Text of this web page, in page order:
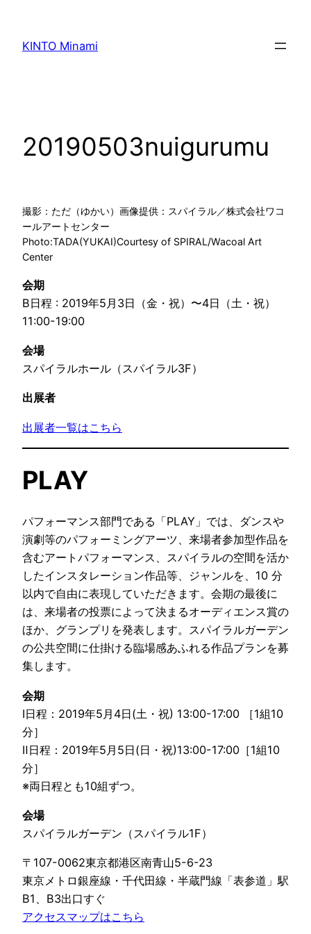
KINTO Minami
20190503nuigurumu
撮影：ただ（ゆかい）画像提供：スパイラル／株式会社ワコ
ールアートセンター
Photo:TADA(YUKAI)Courtesy of SPIRAL/Wacoal Art
Center
会期
B日程 : 2019年5月3日（金・祝）〜4日（土・祝）
11:00-19:00
会場
スパイラルホール（スパイラル3F）
出展者
出展者一覧はこちら
PLAY
パフォーマンス部門である「PLAY」では、ダンスや
演劇等のパフォーミングアーツ、来場者参加型作品を
含むアートパフォーマンス、スパイラルの空間を活か
したインスタレーション作品等、ジャンルを、10 分
以内で自由に表現していただきます。会期の最後に
は、来場者の投票によって決まるオーディエンス賞の
ほか、グランプリを発表します。スパイラルガーデン
の公共空間に仕掛ける臨場感あふれる作品プランを募
集します。
会期
Ⅰ日程：2019年5月4日(土・祝) 13:00-17:00 ［1組10
分］
Ⅱ日程：2019年5月5日(日・祝)13:00-17:00［1組10
分］
※両日程とも10組ずつ。
会場
スパイラルガーデン（スパイラル1F）
〒107-0062東京都港区南青山5-6-23
東京メトロ銀座線・千代田線・半蔵門線「表参道」駅
B1、B3出口すぐ
アクセスマップはこちら